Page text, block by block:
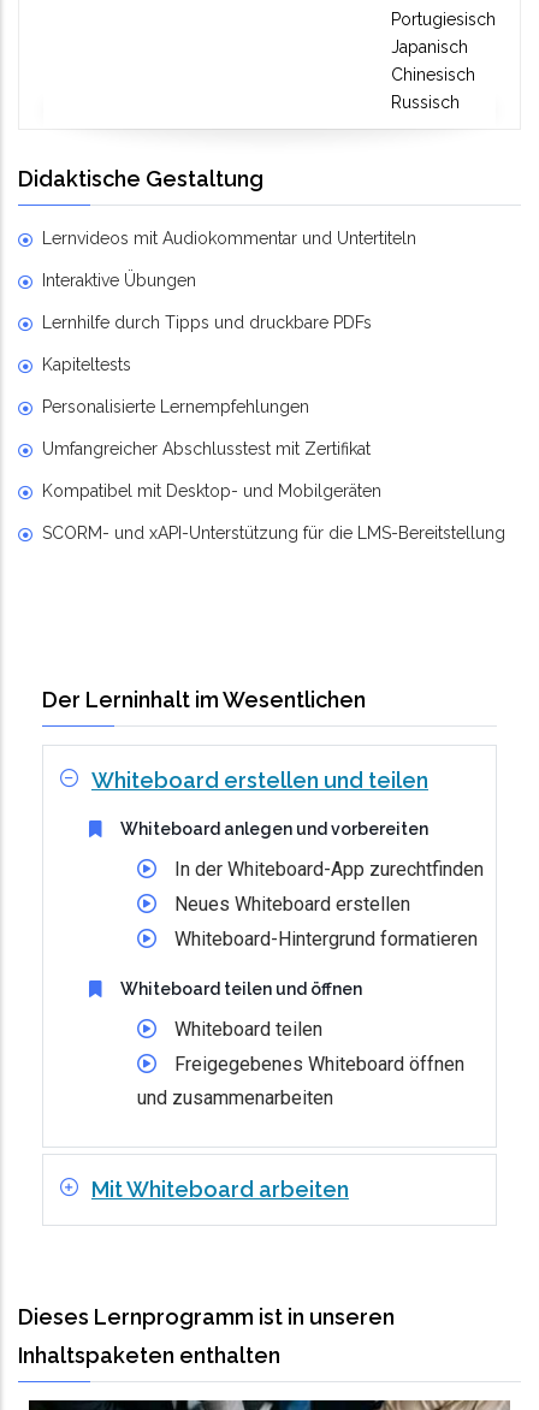
Portugiesisch
Japanisch
Chinesisch
Russisch
Didaktische Gestaltung
Lernvideos mit Audiokommentar und Untertiteln
Interaktive Übungen
Lernhilfe durch Tipps und druckbare PDFs
Kapiteltests
Personalisierte Lernempfehlungen
Umfangreicher Abschlusstest mit Zertifikat
Kompatibel mit Desktop- und Mobilgeräten
SCORM- und xAPI-Unterstützung für die LMS-Bereitstellung
Der Lerninhalt im Wesentlichen
Whiteboard erstellen und teilen
Whiteboard anlegen und vorbereiten
In der Whiteboard-App zurechtfinden
Neues Whiteboard erstellen
Whiteboard-Hintergrund formatieren
Whiteboard teilen und öffnen
Whiteboard teilen
Freigegebenes Whiteboard öffnen
und zusammenarbeiten
Mit Whiteboard arbeiten
Dieses Lernprogramm ist in unseren
Inhaltspaketen enthalten